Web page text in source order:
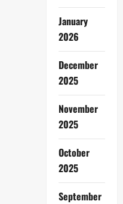
January
2026
December
2025
November
2025
October
2025
September